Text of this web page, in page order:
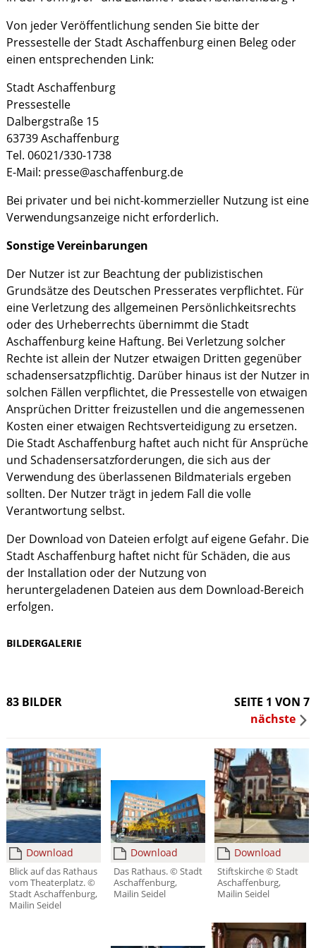
Von jeder Veröffentlichung senden Sie bitte der
Pressestelle der Stadt Aschaffenburg einen Beleg oder
einen entsprechenden Link:
Stadt Aschaffenburg
Pressestelle
Dalbergstraße 15
63739 Aschaffenburg
Tel. 06021/330-1738
E-Mail: presse@aschaffenburg.de
Bei privater und bei nicht-kommerzieller Nutzung ist eine
Verwendungsanzeige nicht erforderlich.
Sonstige Vereinbarungen
Der Nutzer ist zur Beachtung der publizistischen
Grundsätze des Deutschen Presserates verpflichtet. Für
eine Verletzung des allgemeinen Persönlichkeitsrechts
oder des Urheberrechts übernimmt die Stadt
Aschaffenburg keine Haftung. Bei Verletzung solcher
Rechte ist allein der Nutzer etwaigen Dritten gegenüber
schadensersatzpflichtig. Darüber hinaus ist der Nutzer in
solchen Fällen verpflichtet, die Pressestelle von etwaigen
Ansprüchen Dritter freizustellen und die angemessenen
Kosten einer etwaigen Rechtsverteidigung zu ersetzen.
Die Stadt Aschaffenburg haftet auch nicht für Ansprüche
und Schadensersatzforderungen, die sich aus der
Verwendung des überlassenen Bildmaterials ergeben
sollten. Der Nutzer trägt in jedem Fall die volle
Verantwortung selbst.
Der Download von Dateien erfolgt auf eigene Gefahr. Die
Stadt Aschaffenburg haftet nicht für Schäden, die aus
der Installation oder der Nutzung von
heruntergeladenen Dateien aus dem Download-Bereich
erfolgen.
BILDERGALERIE
83 BILDER
SEITE 1 VON 7
nächste
Download
Blick auf das Rathaus
vom Theaterplatz. ©
Stadt Aschaffenburg,
Mailin Seidel
Download
Das Rathaus. © Stadt
Aschaffenburg,
Mailin Seidel
Download
Stiftskirche © Stadt
Aschaffenburg,
Mailin Seidel